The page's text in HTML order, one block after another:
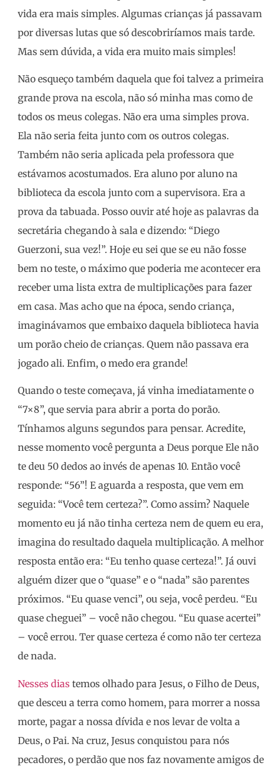
vida era mais simples. Algumas crianças já passavam
por diversas lutas que só descobriríamos mais tarde.
Mas sem dúvida, a vida era muito mais simples!
Não esqueço também daquela que foi talvez a primeira
grande prova na escola, não só minha mas como de
todos os meus colegas. Não era uma simples prova.
Ela não seria feita junto com os outros colegas.
Também não seria aplicada pela professora que
estávamos acostumados. Era aluno por aluno na
biblioteca da escola junto com a supervisora. Era a
prova da tabuada. Posso ouvir até hoje as palavras da
secretária chegando à sala e dizendo: “Diego
Guerzoni, sua vez!”. Hoje eu sei que se eu não fosse
bem no teste, o máximo que poderia me acontecer era
receber uma lista extra de multiplicações para fazer
em casa. Mas acho que na época, sendo criança,
imaginávamos que embaixo daquela biblioteca havia
um porão cheio de crianças. Quem não passava era
jogado ali. Enfim, o medo era grande!
Quando o teste começava, já vinha imediatamente o
“7×8”, que servia para abrir a porta do porão.
Tínhamos alguns segundos para pensar. Acredite,
nesse momento você pergunta a Deus porque Ele não
te deu 50 dedos ao invés de apenas 10. Então você
responde: “56”! E aguarda a resposta, que vem em
seguida: “Você tem certeza?”. Como assim? Naquele
momento eu já não tinha certeza nem de quem eu era,
imagina do resultado daquela multiplicação. A melhor
resposta então era: “Eu tenho quase certeza!”. Já ouvi
alguém dizer que o “quase” e o “nada” são parentes
próximos. “Eu quase venci”, ou seja, você perdeu. “Eu
quase cheguei” – você não chegou. “Eu quase acertei”
– você errou. Ter quase certeza é como não ter certeza
de nada.
Nesses dias temos olhado para Jesus, o Filho de Deus,
que desceu a terra como homem, para morrer a nossa
morte, pagar a nossa dívida e nos levar de volta a
Deus, o Pai. Na cruz, Jesus conquistou para nós
pecadores, o perdão que nos faz novamente amigos de